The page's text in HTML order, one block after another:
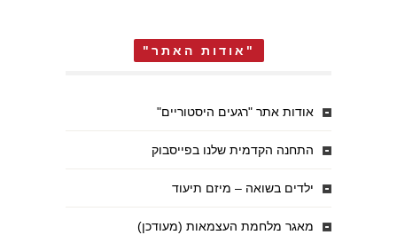
"אודות האתר"
אודות אתר "רגעים היסטוריים"
התחנה הקדמית שלנו בפייסבוק
ילדים בשואה – מיזם תיעוד
מאגר מלחמת העצמאות (מעודכן)